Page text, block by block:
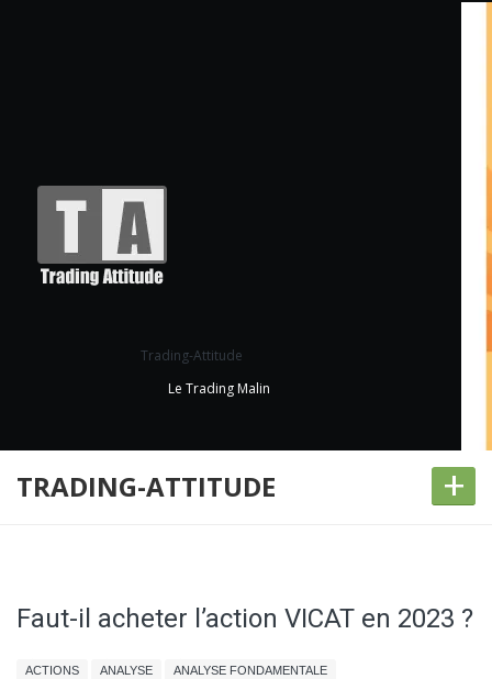
Trading-Attitude
Le Trading Malin
TRADING-ATTITUDE +
Faut-il acheter l’action VICAT en 2023 ?
ACTIONS ANALYSE
ANALYSE FONDAMENTALE